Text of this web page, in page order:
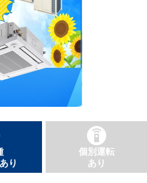
り
個別運転
あり